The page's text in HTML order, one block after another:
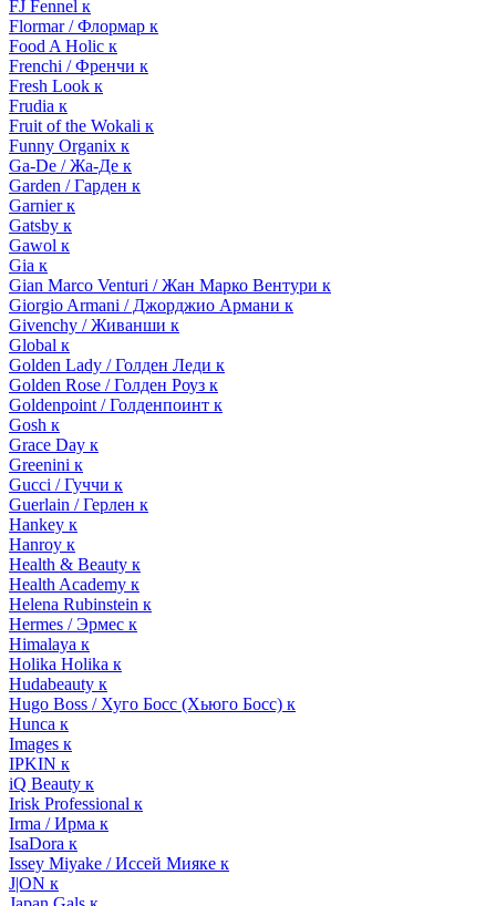
FJ Fennel к
Flormar / Флормар к
Food A Holic к
Frenchi / Френчи к
Fresh Look к
Frudia к
Fruit of the Wokali к
Funny Organix к
Ga-De / Жа-Де к
Garden / Гарден к
Garnier к
Gatsby к
Gawol к
Gia к
Gian Marco Venturi / Жан Марко Вентури к
Giorgio Armani / Джорджио Армани к
Givenchy / Живанши к
Global к
Golden Lady / Голден Леди к
Golden Rose / Голден Роуз к
Goldenpoint / Голденпоинт к
Gosh к
Grace Day к
Greenini к
Gucci / Гуччи к
Guerlain / Герлен к
Hankey к
Hanroy к
Health & Beauty к
Health Academy к
Helena Rubinstein к
Hermes / Эрмес к
Himalaya к
Holika Holika к
Hudabeauty к
Hugo Boss / Хуго Босс (Хьюго Босс) к
Hunca к
Images к
IPKIN к
iQ Beauty к
Irisk Professional к
Irma / Ирма к
IsaDora к
Issey Miyake / Иссей Мияке к
J|ON к